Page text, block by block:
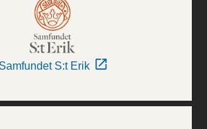
Samfundet S:t Erik